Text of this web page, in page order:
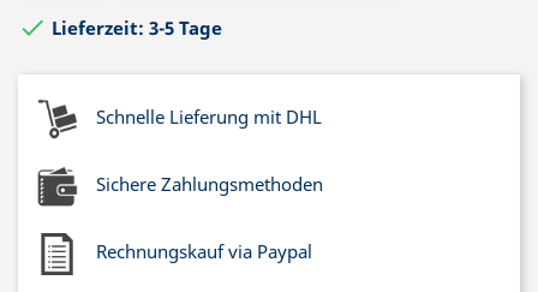
 Lieferzeit: 3-5 Tage
Schnelle Lieferung mit DHL
Sichere Zahlungsmethoden
Rechnungskauf via Paypal